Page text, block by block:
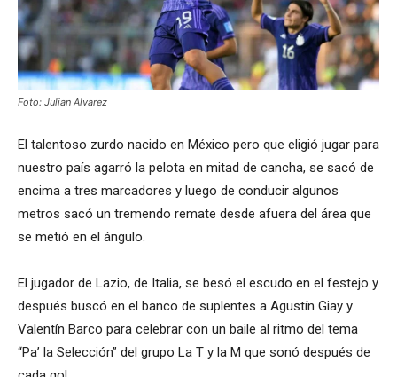
Foto: Julian Alvarez
El talentoso zurdo nacido en México pero que eligió jugar para
nuestro país agarró la pelota en mitad de cancha, se sacó de
encima a tres marcadores y luego de conducir algunos
metros sacó un tremendo remate desde afuera del área que
se metió en el ángulo.
El jugador de Lazio, de Italia, se besó el escudo en el festejo y
después buscó en el banco de suplentes a Agustín Giay y
Valentín Barco para celebrar con un baile al ritmo del tema
“Pa’ la Selección” del grupo La T y la M que sonó después de